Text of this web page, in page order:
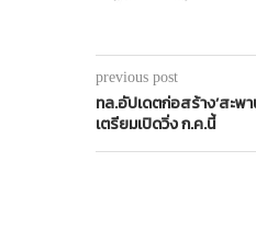
previous post
ทล.อัปเดตก่อสร้าง’สะพ
เตรียมเปิดวิ่ง ก.ค.นี้